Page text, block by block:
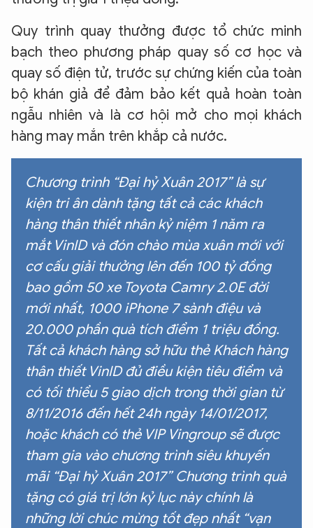
Quy trình quay thưởng được tổ chức minh
bạch theo phương pháp quay số cơ học và
quay số điện tử, trước sự chứng kiến của toàn
bộ khán giả để đảm bảo kết quả hoàn toàn
ngẫu nhiên và là cơ hội mở cho mọi khách
hàng may mắn trên khắp cả nước.
Chương trình “Đại hỷ Xuân 2017” là sự
kiện tri ân dành tặng tất cả các khách
hàng thân thiết nhân kỷ niệm 1 năm ra
mắt VinID và đón chào mùa xuân mới với
cơ cấu giải thưởng lên đến 100 tỷ đồng
bao gồm 50 xe Toyota Camry 2.0E đời
mới nhất, 1000 iPhone 7 sành điệu và
20.000 phần quà tích điểm 1 triệu đồng.
Tất cả khách hàng sở hữu thẻ Khách hàng
thân thiết VinID đủ điều kiện tiêu điểm và
có tối thiểu 5 giao dịch trong thời gian từ
8/11/2016 đến hết 24h ngày 14/01/2017,
hoặc khách có thẻ VIP Vingroup sẽ được
tham gia vào chương trình siêu khuyến
mãi “Đại hỷ Xuân 2017” Chương trình quà
tặng có giá trị lớn kỷ lục này chính là
những lời chúc mừng tốt đẹp nhất “vạn
XIN CHÀO,
TÔI LÀ CHATBOT CỦA
Hãy hỏi tôi bất kỳ điều gì bạn cần biết về
An Ninh Thủ Đô nhé. Tôi sẵn sàng hỗ trợ!